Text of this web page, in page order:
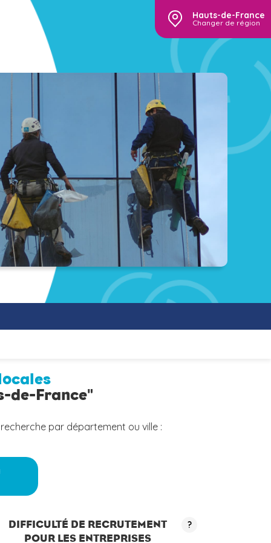
Hauts-de-France
Changer de région
de-France"
par département ou ville :
DIFFICULTÉ DE RECRUTEMENT
POUR LES ENTREPRISES
?